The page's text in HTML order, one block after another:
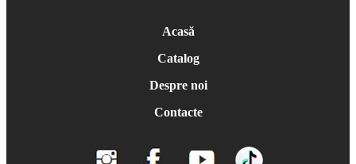
Acasă
Catalog
Despre noi
Contacte